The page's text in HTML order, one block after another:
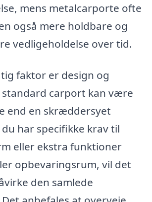
mens metalcarporte ofte
også mere holdbare og
vedligeholdelse over tid.
faktor er design og
standard carport kan være
end en skræddersyet
har specifikke krav til
eller ekstra funktioner
opbevaringsrum, vil det
den samlede